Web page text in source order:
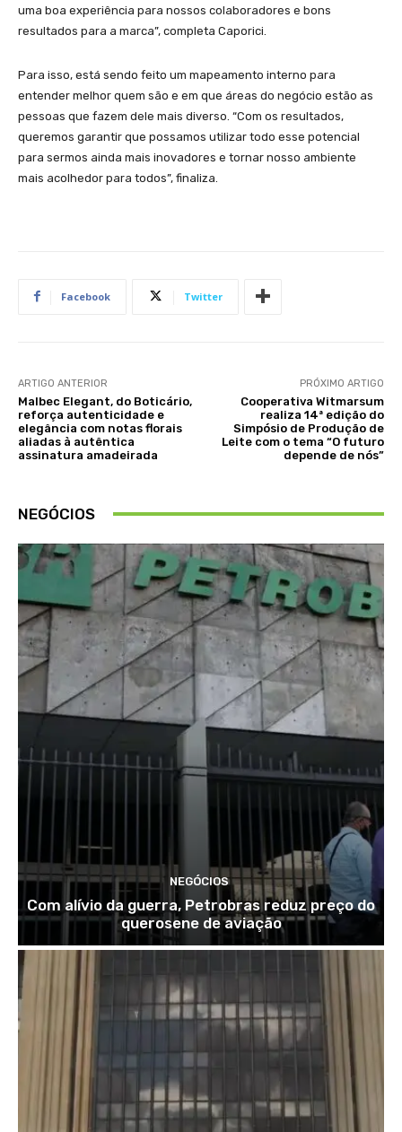
uma boa experiência para nossos colaboradores e bons
resultados para a marca”, completa Caporici.
Para isso, está sendo feito um mapeamento interno para
entender melhor quem são e em que áreas do negócio estão as
pessoas que fazem dele mais diverso. “Com os resultados,
queremos garantir que possamos utilizar todo esse potencial
para sermos ainda mais inovadores e tornar nosso ambiente
mais acolhedor para todos”, finaliza.
Facebook Twitter
ARTIGO ANTERIOR
Malbec Elegant, do Boticário,
reforça autenticidade e
elegância com notas florais
aliadas à autêntica
assinatura amadeirada
PRÓXIMO ARTIGO
Cooperativa Witmarsum
realiza 14ª edição do
Simpósio de Produção de
Leite com o tema “O futuro
depende de nós”
NEGÓCIOS
NEGÓCIOS
Com alívio da guerra, Petrobras reduz preço do
querosene de aviação